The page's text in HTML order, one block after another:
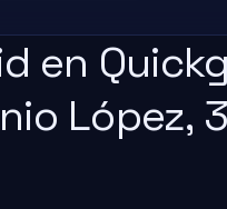
en
López,